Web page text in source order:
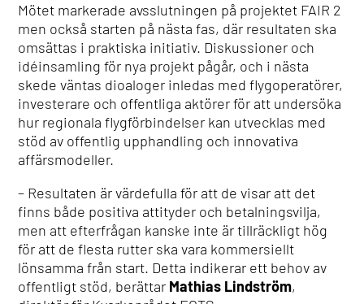
Mötet markerade avsslutningen på projektet FAIR 2
men också starten på nästa fas, där resultaten ska
omsättas i praktiska initiativ. Diskussioner och
idéinsamling för nya projekt pågår, och i nästa
skede väntas dioaloger inledas med flygoperatörer,
investerare och offentliga aktörer för att undersöka
hur regionala flygförbindelser kan utvecklas med
stöd av offentlig upphandling och innovativa
affärsmodeller.
– Resultaten är värdefulla för att de visar att det
finns både positiva attityder och betalningsvilja,
men att efterfrågan kanske inte är tillräckligt hög
för att de flesta rutter ska vara kommersiellt
lönsamma från start. Detta indikerar ett behov av
offentligt stöd, berättar Mathias Lindström,